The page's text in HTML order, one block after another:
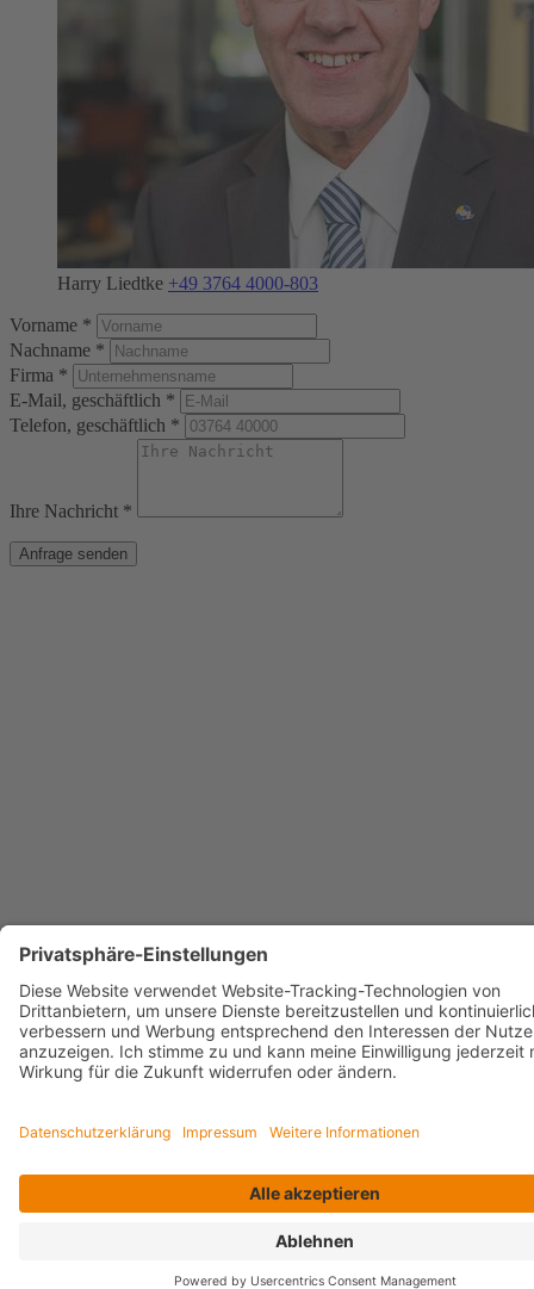
Harry Liedtke +49 3764 4000-803
Vorname *
Nachname *
Firma *
E-Mail, geschäftlich *
Telefon, geschäftlich *
Ihre Nachricht *
Anfrage senden